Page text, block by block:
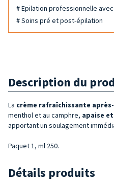
# Epilation professionnelle
# Soins pré et post-épilation
Description du
La crème rafraîchissante
menthol et au camphre, apaise
apportant un soulagement
Paquet 1, ml 250.
Détails produits